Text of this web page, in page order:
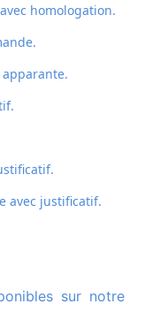
homologation.
apparante.
avec justificatif.